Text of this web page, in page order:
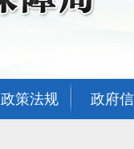
政策法规 政府